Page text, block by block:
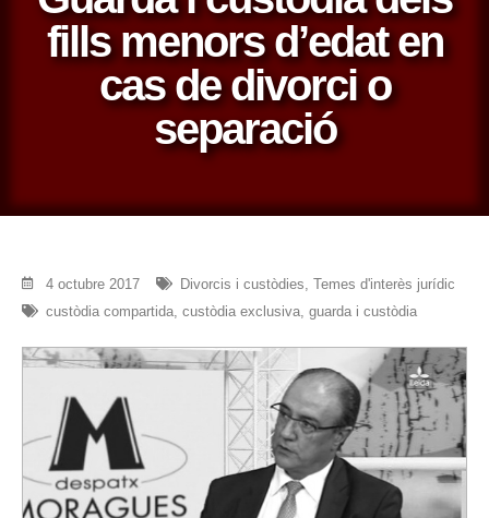
fills menors d’edat en
cas de divorci o
separació
4 octubre 2017 Divorcis i custòdies Temes d'interès jurídic
custòdia compartida custòdia exclusiva guarda i custòdia